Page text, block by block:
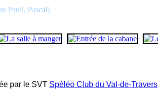
Pauli, Pascal)
par le SVT Spéléo Club du Val-de-Travers